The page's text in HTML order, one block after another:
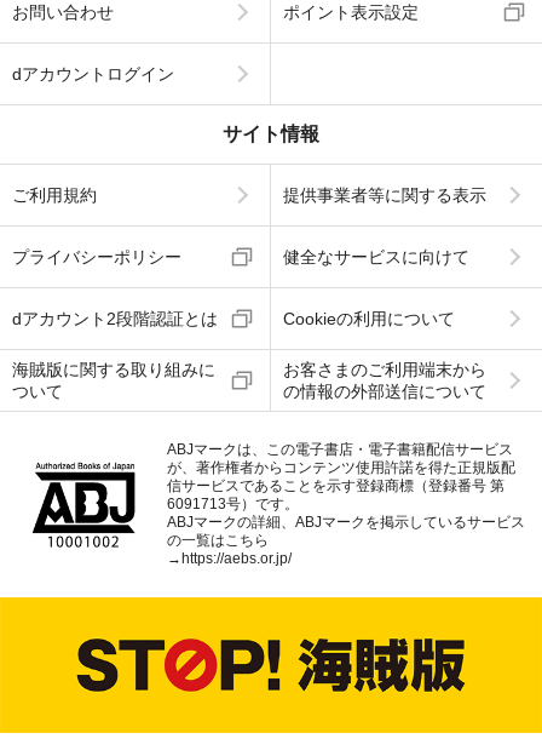
お問い合わせ ポイント表示設定
dアカウントログイン
サイト情報
ご利用規約 提供事業者等に関する表示
プライバシーポリシー 健全なサービスに向けて
dアカウント2段階認証とは Cookieの利用について
海賊版に関する取り組みに
ついて
お客さまのご利用端末から
の情報の外部送信について
ABJマークは、この電子書店・電子書籍配信サービス
が、著作権者からコンテンツ使用許諾を得た正規版配
信サービスであることを示す登録商標（登録番号 第
6091713号）です。
ABJマークの詳細、ABJマークを掲示しているサービス
の一覧はこちら
→ https://aebs.or.jp/